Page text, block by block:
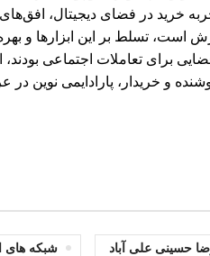
خرید در فضای دیجیتال، افق‌های
است، تسلط بر این ابزارها و
برای تعاملات اجتماعی
و خریدار، پارادایمی نوین در
حسینی علی آباد شبکه های